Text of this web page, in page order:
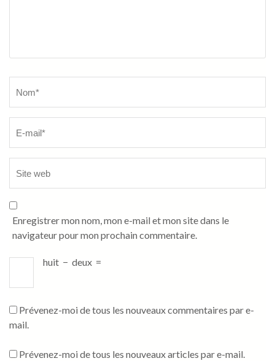
Enregistrer mon nom, mon e-mail et mon site dans le
navigateur pour mon prochain commentaire.
huit − deux =
Prévenez-moi de tous les nouveaux commentaires par e-
mail.
Prévenez-moi de tous les nouveaux articles par e-mail.